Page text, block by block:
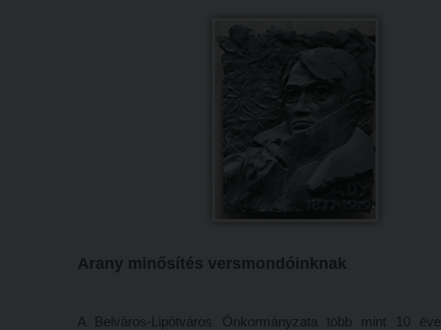
Arany minősítés versmondóinknak
A Belváros-Lipótváros Önkormányzata több mint 10 éve